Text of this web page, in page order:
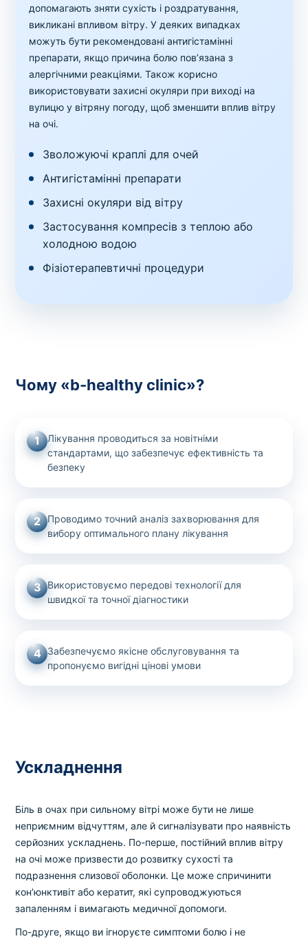
допомагають зняти сухість і роздратування,
викликані впливом вітру. У деяких випадках
можуть бути рекомендовані антигістамінні
препарати, якщо причина болю пов’язана з
алергічними реакціями. Також корисно
використовувати захисні окуляри при виході на
вулицю у вітряну погоду, щоб зменшити вплив вітру
на очі.
Зволожуючі краплі для очей
Антигістамінні препарати
Захисні окуляри від вітру
Застосування компресів з теплою або
холодною водою
Фізіотерапевтичні процедури
Чому «b-healthy clinic»?
1
Лікування проводиться за новітніми
стандартами, що забезпечує ефективність та
безпеку
2
Проводимо точний аналіз захворювання для
вибору оптимального плану лікування
3 Використовуємо передові технології для
швидкої та точної діагностики
4 Забезпечуємо якісне обслуговування та
пропонуємо вигідні цінові умови
Ускладнення
Біль в очах при сильному вітрі може бути не лише
неприємним відчуттям, але й сигналізувати про наявність
серйозних ускладнень. По-перше, постійний вплив вітру
на очі може призвести до розвитку сухості та
подразнення слизової оболонки. Це може спричинити
кон’юнктивіт або кератит, які супроводжуються
запаленням і вимагають медичної допомоги.
По-друге, якщо ви ігноруєте симптоми болю і не